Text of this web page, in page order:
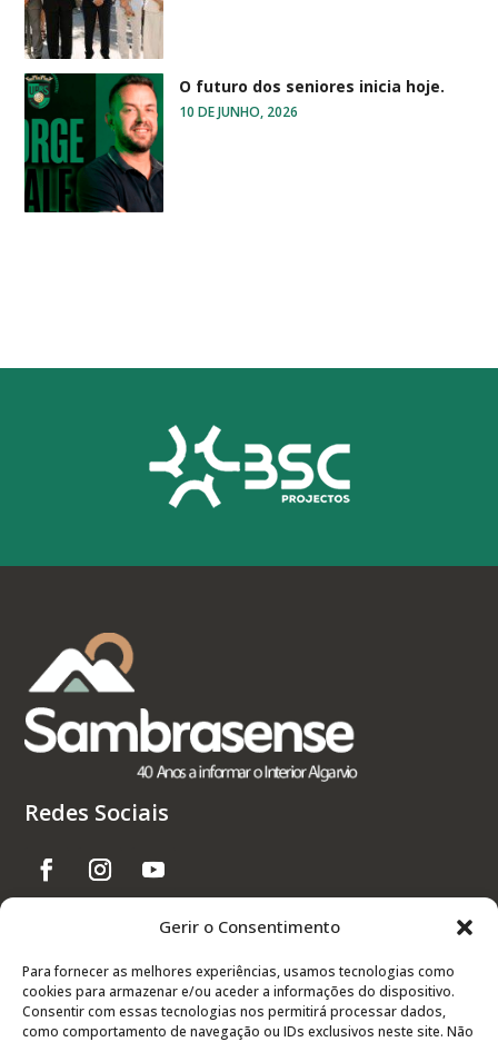
Gerir o Consentimento
Para fornecer as melhores experiências, usamos tecnologias como
cookies para armazenar e/ou aceder a informações do dispositivo.
Consentir com essas tecnologias nos permitirá processar dados,
como comportamento de navegação ou IDs exclusivos neste site. Não
O futuro dos seniores inicia hoje.
10 DE JUNHO, 2026
Redes Sociais
Contactos
Política de Privacidade